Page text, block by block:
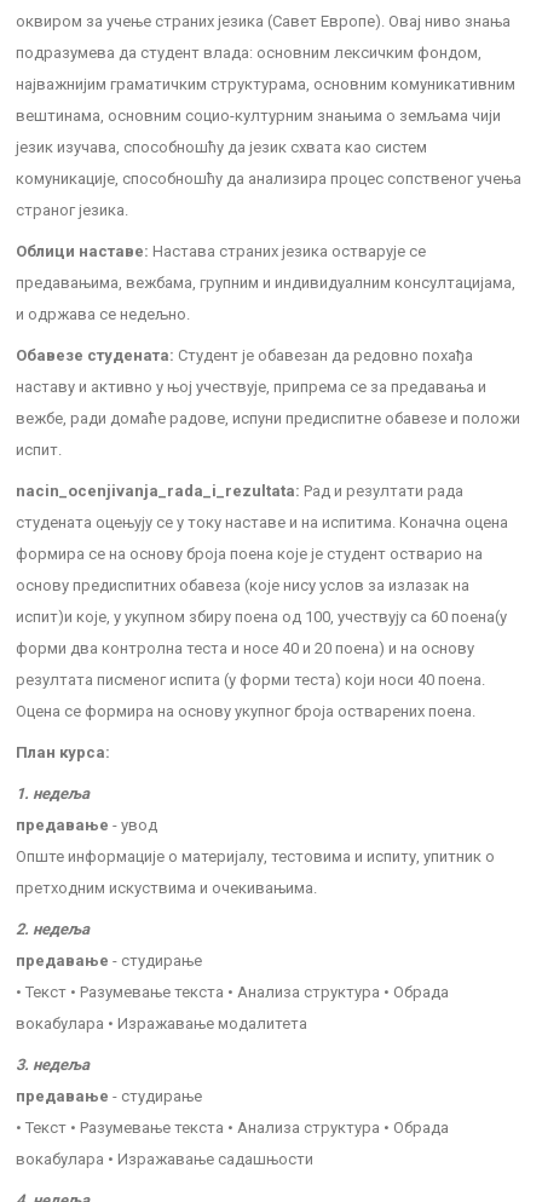
оквиром за учење страних језика (Савет Европе). Овај ниво знања
подразумева да студент влада: основним лексичким фондом,
најважнијим граматичким структурама, основним комуникативним
вештинама, основним социо-културним знањима о земљама чији
језик изучава, способношћу да језик схвата као систем
комуникације, способношћу да анализира процес сопственог учења
страног језика.
Облици наставе: Настава страних језика остварује се
предавањима, вежбама, групним и индивидуалним консултацијама,
и одржава се недељно.
Обавезе студената: Студент је обавезан да редовно похађа
наставу и активно у њој учествује, припрема се за предавања и
вежбе, ради домаће радове, испуни предиспитне обавезе и положи
испит.
nacin_ocenjivanja_rada_i_rezultata: Рад и резултати рада
студената оцењују се у току наставе и на испитима. Коначна оцена
формира се на основу броја поена које је студент остварио на
основу предиспитних обавеза (које нису услов за излазак на
испит)и које, у укупном збиру поена од 100, учествују са 60 поена(у
форми два контролна теста и носе 40 и 20 поена) и на основу
резултата писменог испита (у форми теста) који носи 40 поена.
Оцена се формира на основу укупног броја остварених поена.
План курса:
1. недеља
предавање - увод
Опште информације о материјалу, тестовима и испиту, упитник о
претходним искуствима и очекивањима.
2. недеља
предавање - студирање
• Текст • Разумевање текста • Анализа структура • Обрада
вокабулара • Изражавање модалитета
3. недеља
предавање - студирање
• Текст • Разумевање текста • Анализа структура • Обрада
вокабулара • Изражавање садашњости